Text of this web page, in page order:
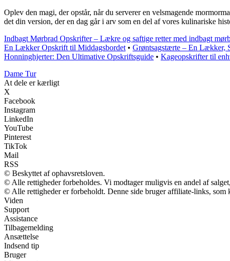
Oplev den magi, der opstår, når du serverer en velsmagende
det din version, der en dag går i arv som en del af vores kulinariske
Indbagt Mørbrad Opskrifter – Lækre og saftige retter med indbagt
En Lækker Opskrift til Middagsbordet • Grøntsagstærte – En Lækker,
Honninghjerter: Den Ultimative Opskriftsguide • Kageopskrifter til
Dame Tur
At dele er kærligt
X
Facebook
Instagram
LinkedIn
YouTube
Pinterest
TikTok
Mail
RSS
© Beskyttet af ophavsretsloven.
© Alle rettigheder forbeholdes. Vi modtager muligvis en andel af
© Alle rettigheder er forbeholdt. Denne side bruger affiliate-links, som
Viden
Support
Assistance
Tilbagemelding
Ansættelse
Indsend tip
Bruger